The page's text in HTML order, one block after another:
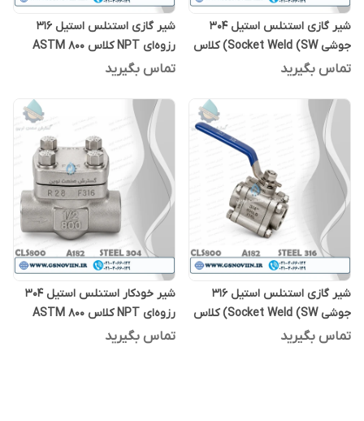
شیر گازی استنلس استیل 304
جوشی Socket Weld (SW) کلاس
800 ASTM A182 F304
تماس بگیرید
شیر گازی استنلس استیل 316
رزوه‌ای NPT کلاس 800 ASTM
A182 F316
تماس بگیرید
شیر گازی استنلس استیل 316
جوشی Socket Weld (SW) کلاس
800 ASTM A182 F316
تماس بگیرید
شیر خودکار استنلس استیل 304
رزوه‌ای NPT کلاس 800 ASTM
A182 F304
تماس بگیرید